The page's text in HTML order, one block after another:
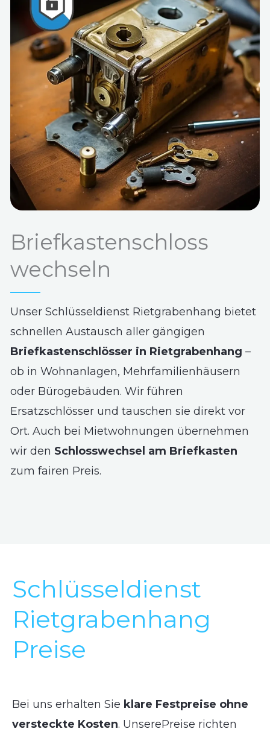
Briefkastenschloss
wechseln
Unser Schlüsseldienst Rietgrabenhang bietet
schnellen Austausch aller gängigen
Briefkastenschlösser in Rietgrabenhang –
ob in Wohnanlagen, Mehrfamilienhäusern
oder Bürogebäuden. Wir führen
Ersatzschlösser und tauschen sie direkt vor
Ort. Auch bei Mietwohnungen übernehmen
wir den Schlosswechsel am Briefkasten
zum fairen Preis.
Schlüsseldienst
Rietgrabenhang
Preise
Bei uns erhalten Sie klare Festpreise ohne
versteckte Kosten. UnserePreise richten